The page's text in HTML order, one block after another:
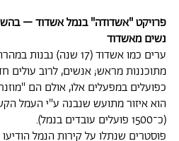
פרויקט "אשדודה" בנמל אשדוד –
נשים מאשדוד
ערים כמו אשדוד (17 שנה)
מתוכננות מראש; אנשים, לרוב עולים
כפועלים במפעלים אלו, אולם הם
הוא איזור מתועש שנבנה ע"י העמל
(כ־1500 פועלים עובדים בנמל).
פוסטרים שנתלו על קירות הנמל